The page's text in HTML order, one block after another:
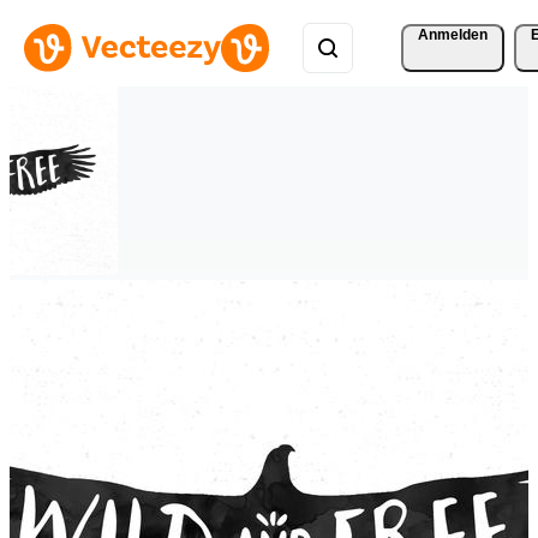
Anmelden